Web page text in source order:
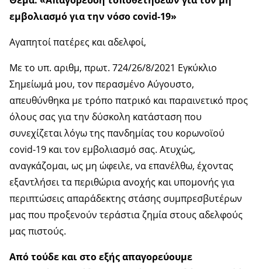
εμβολιασμό για την νόσο covid-19»
Αγαπητοί πατέρες και αδελφοί,
Με το υπ. αριθμ, πρωτ. 724/26/8/2021 Εγκύκλιο
Σημείωμά μου, τον περασμένο Αύγουστο,
απευθύνθηκα με τρόπο πατρικό και παραινετικό προς
όλους σας για την δύσκολη κατάσταση που
συνεχίζεται λόγω της πανδημίας του κορωνοϊού
covid-19 και τον εμβολιασμό σας. Ατυχώς,
αναγκάζομαι, ως μη ώφειλε, να επανέλθω, έχοντας
εξαντλήσει τα περιθώρια ανοχής και υπομονής για
περιπτώσεις απαράδεκτης στάσης συμπρεσβυτέρων
μας που προξενούν τεράστια ζημία στους αδελφούς
μας πιστούς.
Από τούδε και στο εξής απαγορεύουμε